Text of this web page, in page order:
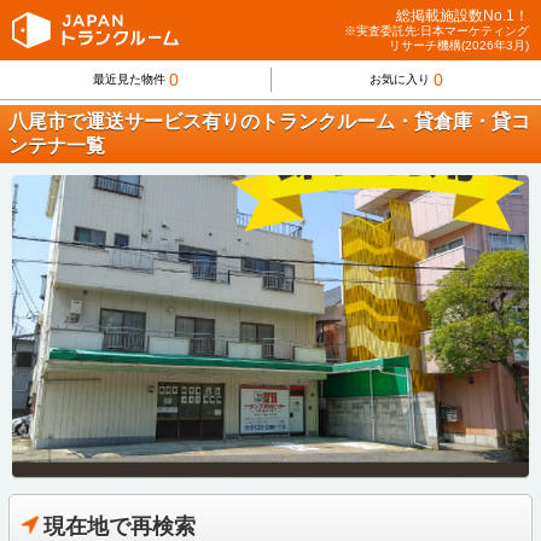
総掲載施設数No.1！
※実査委託先:日本マーケティング
リサーチ機構(2026年3月)
最近見た物件 0 お気に入り 0
八尾市で運送サービス有りのトランクルーム・貸倉庫・貸コ
ンテナ一覧
現在地で再検索